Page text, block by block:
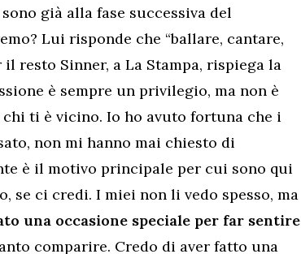
già alla fase successiva del
Lui risponde che “ballare, cantare,
il resto Sinner, a La Stampa, rispiega la
è sempre un privilegio, ma non è
ti è vicino. Io ho avuto fortuna che i
non mi hanno mai chiesto di
è il motivo principale per cui sono qui
se ci credi. I miei non li vedo spesso, ma
una occasione speciale per far sentire
comparire. Credo di aver fatto una